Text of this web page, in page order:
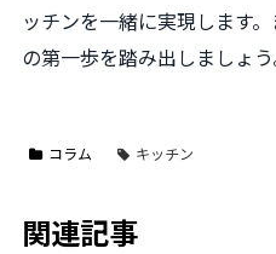
ッチンを一緒に実現します
の第一歩を踏み出しましょう
コラム キッチン
関連記事